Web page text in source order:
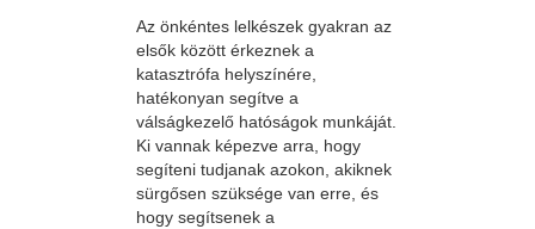
Az önkéntes lelkészek gyakran az
elsők között érkeznek a
katasztrófa helyszínére,
hatékonyan segítve a
válságkezelő hatóságok munkáját.
Ki vannak képezve arra, hogy
segíteni tudjanak azokon, akiknek
sürgősen szüksége van erre, és
hogy segítsenek a